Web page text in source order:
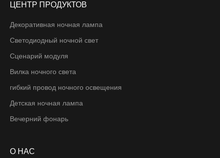
ЦЕНТР ПРОДУКТОВ
Декоративная ночная лампа
Светодиодный ночной свет
Сценарий модуля
Вилка ночного света
гибкий провод ночного освещения
Детская ночная лампа
Вечерний фонарь
О НАС